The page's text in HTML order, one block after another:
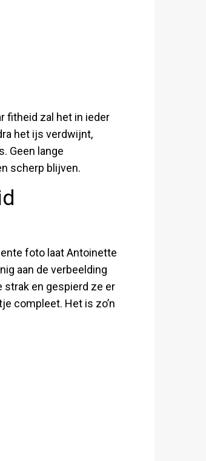
fitheid zal het in ieder
het ijs verdwijnt,
Geen lange
scherp blijven.
foto laat Antoinette
aan de verbeelding
strak en gespierd ze er
compleet. Het is zo’n